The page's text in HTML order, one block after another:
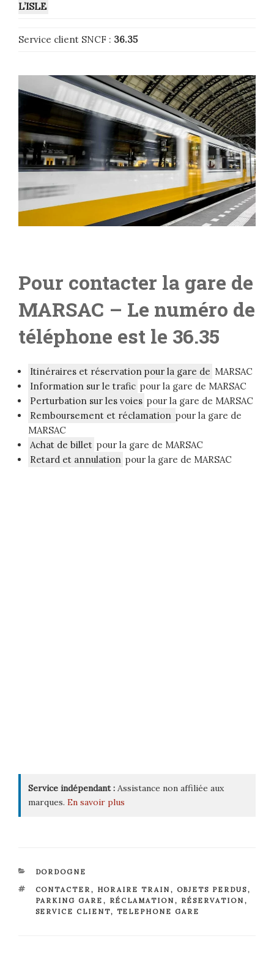
L’ISLE
Service client SNCF : 36.35
Pour contacter la gare de
MARSAC – Le numéro de
téléphone est le 36.35
Itinéraires et réservation pour la gare de MARSAC
Information sur le trafic pour la gare de MARSAC
Perturbation sur les voies pour la gare de MARSAC
Remboursement et réclamation pour la gare de
MARSAC
Achat de billet pour la gare de MARSAC
Retard et annulation pour la gare de MARSAC
Service indépendant : Assistance non affiliée aux
marques. En savoir plus
CATÉGORIES
DORDOGNE
ÉTIQUETTES
CONTACTER, HORAIRE TRAIN , OBJETS PERDUS,
PARKING GARE , RÉCLAMATION , RÉSERVATION ,
SERVICE CLIENT, TELEPHONE GARE